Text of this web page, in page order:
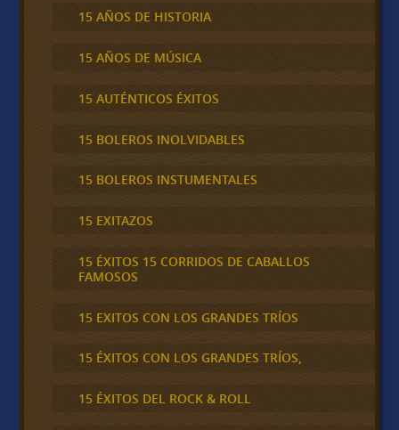
15 AÑOS DE HISTORIA
15 AÑOS DE MÚSICA
15 AUTÉNTICOS ÉXITOS
15 BOLEROS INOLVIDABLES
15 BOLEROS INSTUMENTALES
15 EXITAZOS
15 ÉXITOS 15 CORRIDOS DE CABALLOS
FAMOSOS
15 EXITOS CON LOS GRANDES TRÍOS
15 ÉXITOS CON LOS GRANDES TRÍOS,
15 ÉXITOS DEL ROCK & ROLL